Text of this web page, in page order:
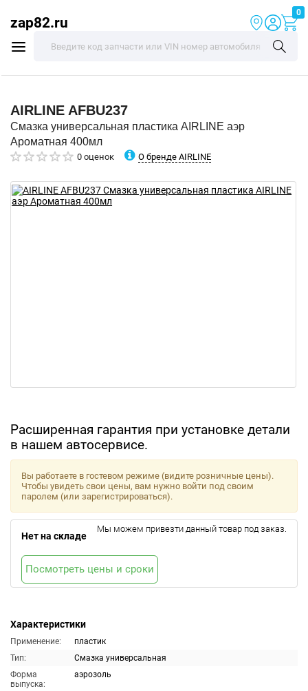
zap82.ru
0
AIRLINE AFBU237
Смазка универсальная пластика AIRLINE аэр
Ароматная 400мл
0 оценок О бренде AIRLINE
Расширенная гарантия при установке детали
в нашем автосервисе.
Характеристики
Применение:
пластик
Тип:
Смазка универсальная
Форма
выпуска:
аэрозоль
Вы работаете в гостевом режиме (видите розничные цены).
Чтобы увидеть свои цены, вам нужно войти под своим
паролем (или зарегистрироваться).
Нет на складе
Мы можем привезти данный товар под заказ.
Посмотреть цены и сроки